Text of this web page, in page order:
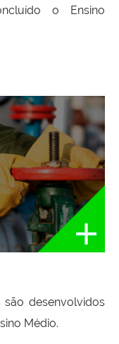
o Ensino
desenvolvidos
Médio.